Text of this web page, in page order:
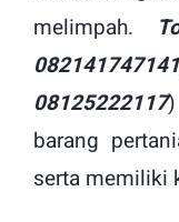
melimpah.
082141747141
08125222117
barang
serta memiliki